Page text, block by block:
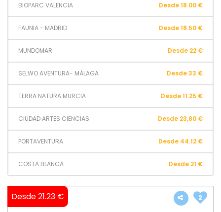
BIOPARC VALENCIA Desde 18.00 €
FAUNIA - MADRID Desde 18.50 €
MUNDOMAR Desde 22 €
SELWO AVENTURA- MÁLAGA Desde 33 €
TERRA NATURA MURCIA Desde 11.25 €
CIUDAD ARTES CIENCIAS Desde 23,80 €
PORTAVENTURA Desde 44.12 €
COSTA BLANCA Desde 21 €
Desde 21.23 € 2